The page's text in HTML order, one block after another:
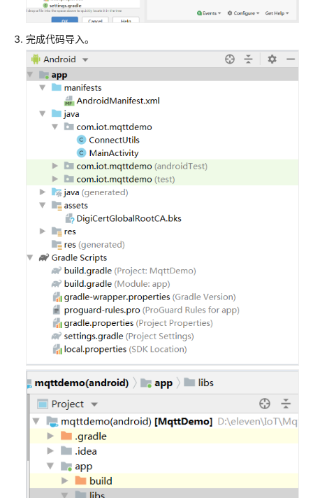
侧
入
开
发
备
接
引
导
产
品
开
发
注
册
设
备
设
备
集
成
设
备
端
SDK
接
完成代码导入。